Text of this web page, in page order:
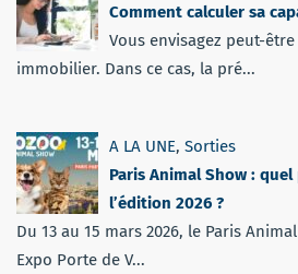
Comment calculer sa
Vous envisagez peut-
immobilier. Dans ce cas, la pré...
A LA UNE, Sorties
Paris Animal Show :
l’édition 2026 ?
Du 13 au 15 mars 2026, le Paris
Expo Porte de V...